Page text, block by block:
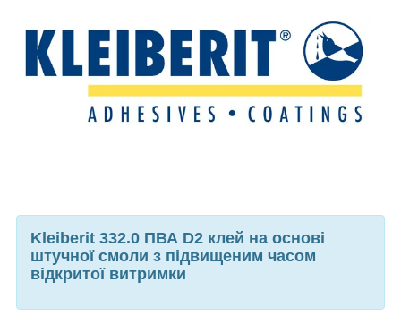
Kleiberit 332.0 ПВА D2 клей на основі
штучної смоли з підвищеним часом
відкритої витримки